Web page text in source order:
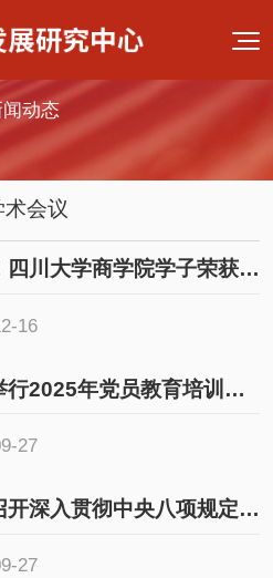
闻动态
术会议
喜报！四川大学商学院学子荣获全国工业工程创新大赛高校赛道唯一特等奖
16
学校举行2025年党员教育培训集中大课
27
学校召开深入贯彻中央八项规定精神学习教育总结会议
27